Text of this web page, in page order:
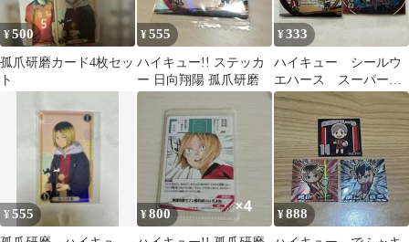
¥500
孤爪研磨カード4枚セッ
ト
¥555
ハイキュー!! ステッカ
ー 日向翔陽 孤爪研磨
¥333
ハイキュー シールウ
エハース スーパーレ
ア 日向翔陽&孤爪研
磨 SR 日向 研磨
¥555 ¥800 ¥888